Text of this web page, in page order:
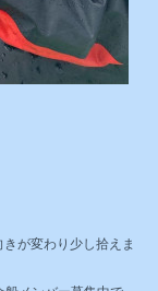
が変わり少し拾えま